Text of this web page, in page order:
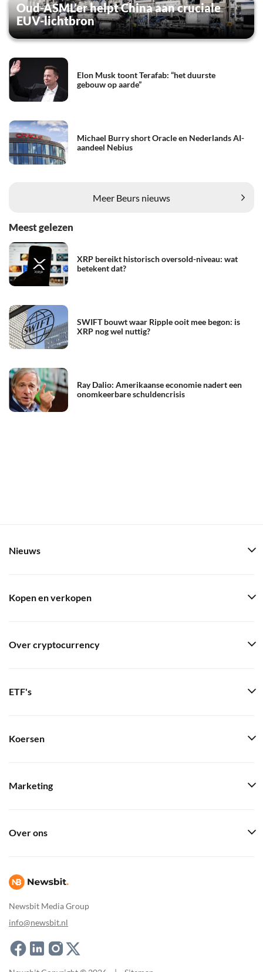
Oud-ASML’er helpt China aan cruciale
EUV-lichtbron
Elon Musk toont Terafab: “het duurste
gebouw op aarde”
Michael Burry short Oracle en Nederlands AI-
aandeel Nebius
Meer Beurs nieuws
Meest gelezen
XRP bereikt historisch oversold-niveau: wat
betekent dat?
SWIFT bouwt waar Ripple ooit mee begon: is
XRP nog wel nuttig?
Ray Dalio: Amerikaanse economie nadert een
onomkeerbare schuldencrisis
Newsbit Media Group
info@newsbit.nl
Nieuws
Kopen en verkopen
Over cryptocurrency
ETF's
Koersen
Marketing
Over ons